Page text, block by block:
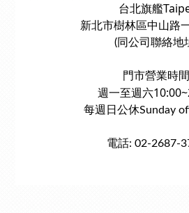
台北旗艦
新北市樹林區中山路
(同公司聯絡地
門市營業時間
週一至週六
每週日公休Sunday
電話: 02-2687-